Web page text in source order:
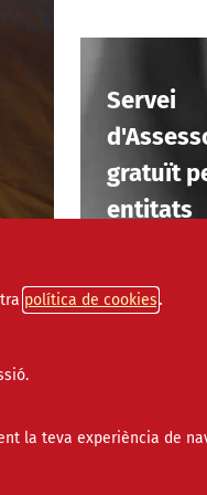
política de cookies
la teva experiència de
Servei
gratuït
entitats